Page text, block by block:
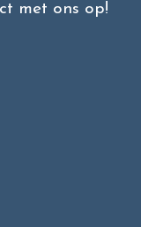
met ons op!